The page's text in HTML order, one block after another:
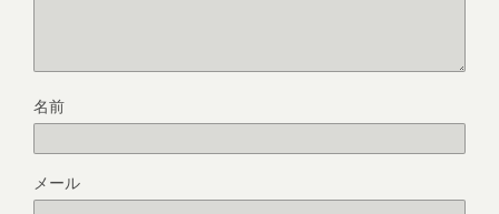
名前
メール